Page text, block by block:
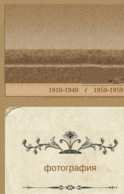
1910-1949 / 1950-1959
фотография